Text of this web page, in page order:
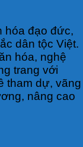
hóa đạo đức,
dân tộc Việt.
hóa, nghệ
trang với
tham dự, vãng
nâng cao